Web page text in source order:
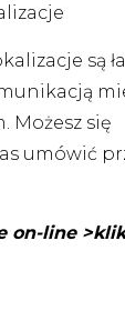
są
Możesz się
umówić
on-line